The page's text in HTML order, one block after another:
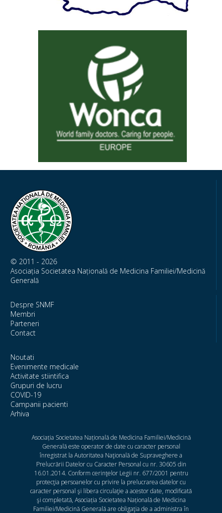
© 2011 - 2026
Asociația Societatea Națională de Medicina Familiei/Medicină
Generală
Despre SNMF
Membri
Parteneri
Contact
Noutati
Evenimente medicale
Activitate stiintifica
Grupuri de lucru
COVID-19
Campanii pacienti
Arhiva
Asociația Societatea Națională de Medicina Familiei/Medicină
Generală este operator de date cu caracter personal
înregistrat la Autoritatea Naţională de Supraveghere a
Prelucrării Datelor cu Caracter Personal cu nr. 30605 din
16.01.2014. Conform cerinţelor Legii nr. 677/2001 pentru
protecţia persoanelor cu privire la prelucrarea datelor cu
caracter personal şi libera circulaţie a acestor date, modificată
şi completată, Asociația Societatea Națională de Medicina
Familiei/Medicină Generală are obligaţia de a administra în